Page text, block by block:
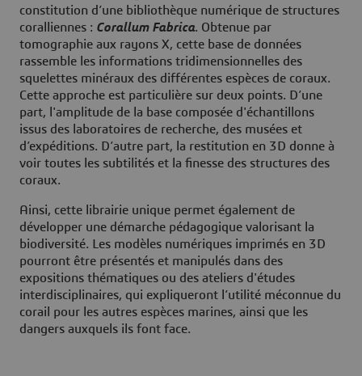
constitution d’une bibliothèque numérique de structures
coralliennes : Corallum Fabrica. Obtenue par
tomographie aux rayons X, cette base de données
rassemble les informations tridimensionnelles des
squelettes minéraux des différentes espèces de coraux.
Cette approche est particulière sur deux points. D’une
part, l'amplitude de la base composée d'échantillons
issus des laboratoires de recherche, des musées et
d’expéditions. D’autre part, la restitution en 3D donne à
voir toutes les subtilités et la finesse des structures des
coraux.
Ainsi, cette librairie unique permet également de
développer une démarche pédagogique valorisant la
biodiversité. Les modèles numériques imprimés en 3D
pourront être présentés et manipulés dans des
expositions thématiques ou des ateliers d'études
interdisciplinaires, qui expliqueront l’utilité méconnue du
corail pour les autres espèces marines, ainsi que les
dangers auxquels ils font face.